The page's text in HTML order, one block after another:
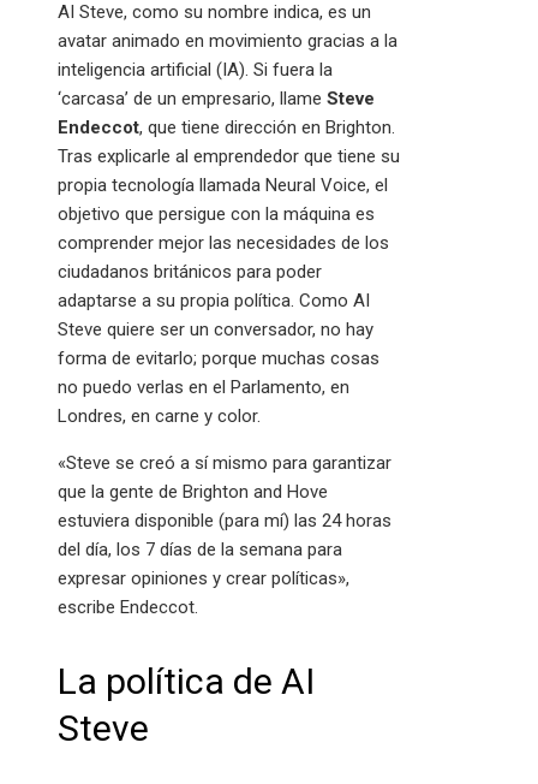
AI Steve, como su nombre indica, es un
avatar animado en movimiento gracias a la
inteligencia artificial (IA). Si fuera la
‘carcasa’ de un empresario, llame Steve
Endeccot, que tiene dirección en Brighton.
Tras explicarle al emprendedor que tiene su
propia tecnología llamada Neural Voice, el
objetivo que persigue con la máquina es
comprender mejor las necesidades de los
ciudadanos británicos para poder
adaptarse a su propia política. Como AI
Steve quiere ser un conversador, no hay
forma de evitarlo; porque muchas cosas
no puedo verlas en el Parlamento, en
Londres, en carne y color.
«Steve se creó a sí mismo para garantizar
que la gente de Brighton and Hove
estuviera disponible (para mí) las 24 horas
del día, los 7 días de la semana para
expresar opiniones y crear políticas»,
escribe Endeccot.
La política de AI
Steve